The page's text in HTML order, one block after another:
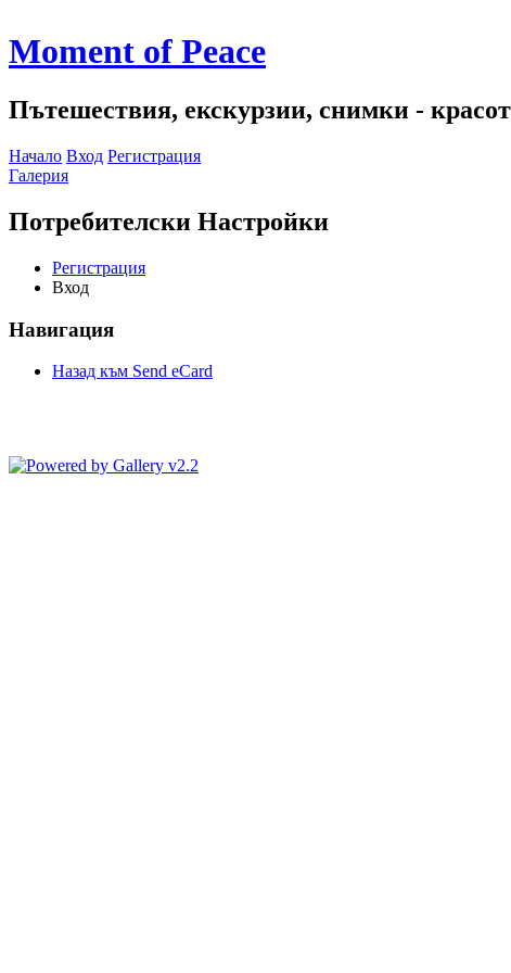
Moment of Peace
Пътешествия, екскурзии, снимки -
Начало Вход Регистрация
Галерия
Потребителски Настройки
Регистрация
Вход
Навигация
Назад към Send eCard